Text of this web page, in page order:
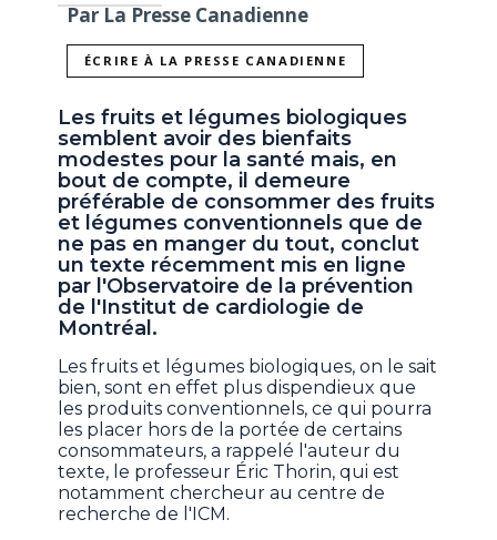
Par La Presse Canadienne
ÉCRIRE À LA PRESSE CANADIENNE
Les fruits et légumes biologiques
semblent avoir des bienfaits
modestes pour la santé mais, en
bout de compte, il demeure
préférable de consommer des fruits
et légumes conventionnels que de
ne pas en manger du tout, conclut
un texte récemment mis en ligne
par l'Observatoire de la prévention
de l'Institut de cardiologie de
Montréal.
Les fruits et légumes biologiques, on le sait
bien, sont en effet plus dispendieux que
les produits conventionnels, ce qui pourra
les placer hors de la portée de certains
consommateurs, a rappelé l'auteur du
texte, le professeur Éric Thorin, qui est
notamment chercheur au centre de
recherche de l'ICM.